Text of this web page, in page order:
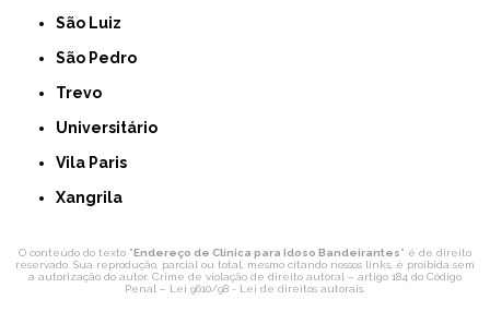
São Luiz
São Pedro
Trevo
Universitário
Vila Paris
Xangrila
O conteúdo do texto "Endereço de Clínica para Idoso Bandeirantes" é de direito
reservado. Sua reprodução, parcial ou total, mesmo citando nossos links, é proibida sem
a autorização do autor. Crime de violação de direito autoral – artigo 184 do Código
Penal – Lei 9610/98 - Lei de direitos autorais